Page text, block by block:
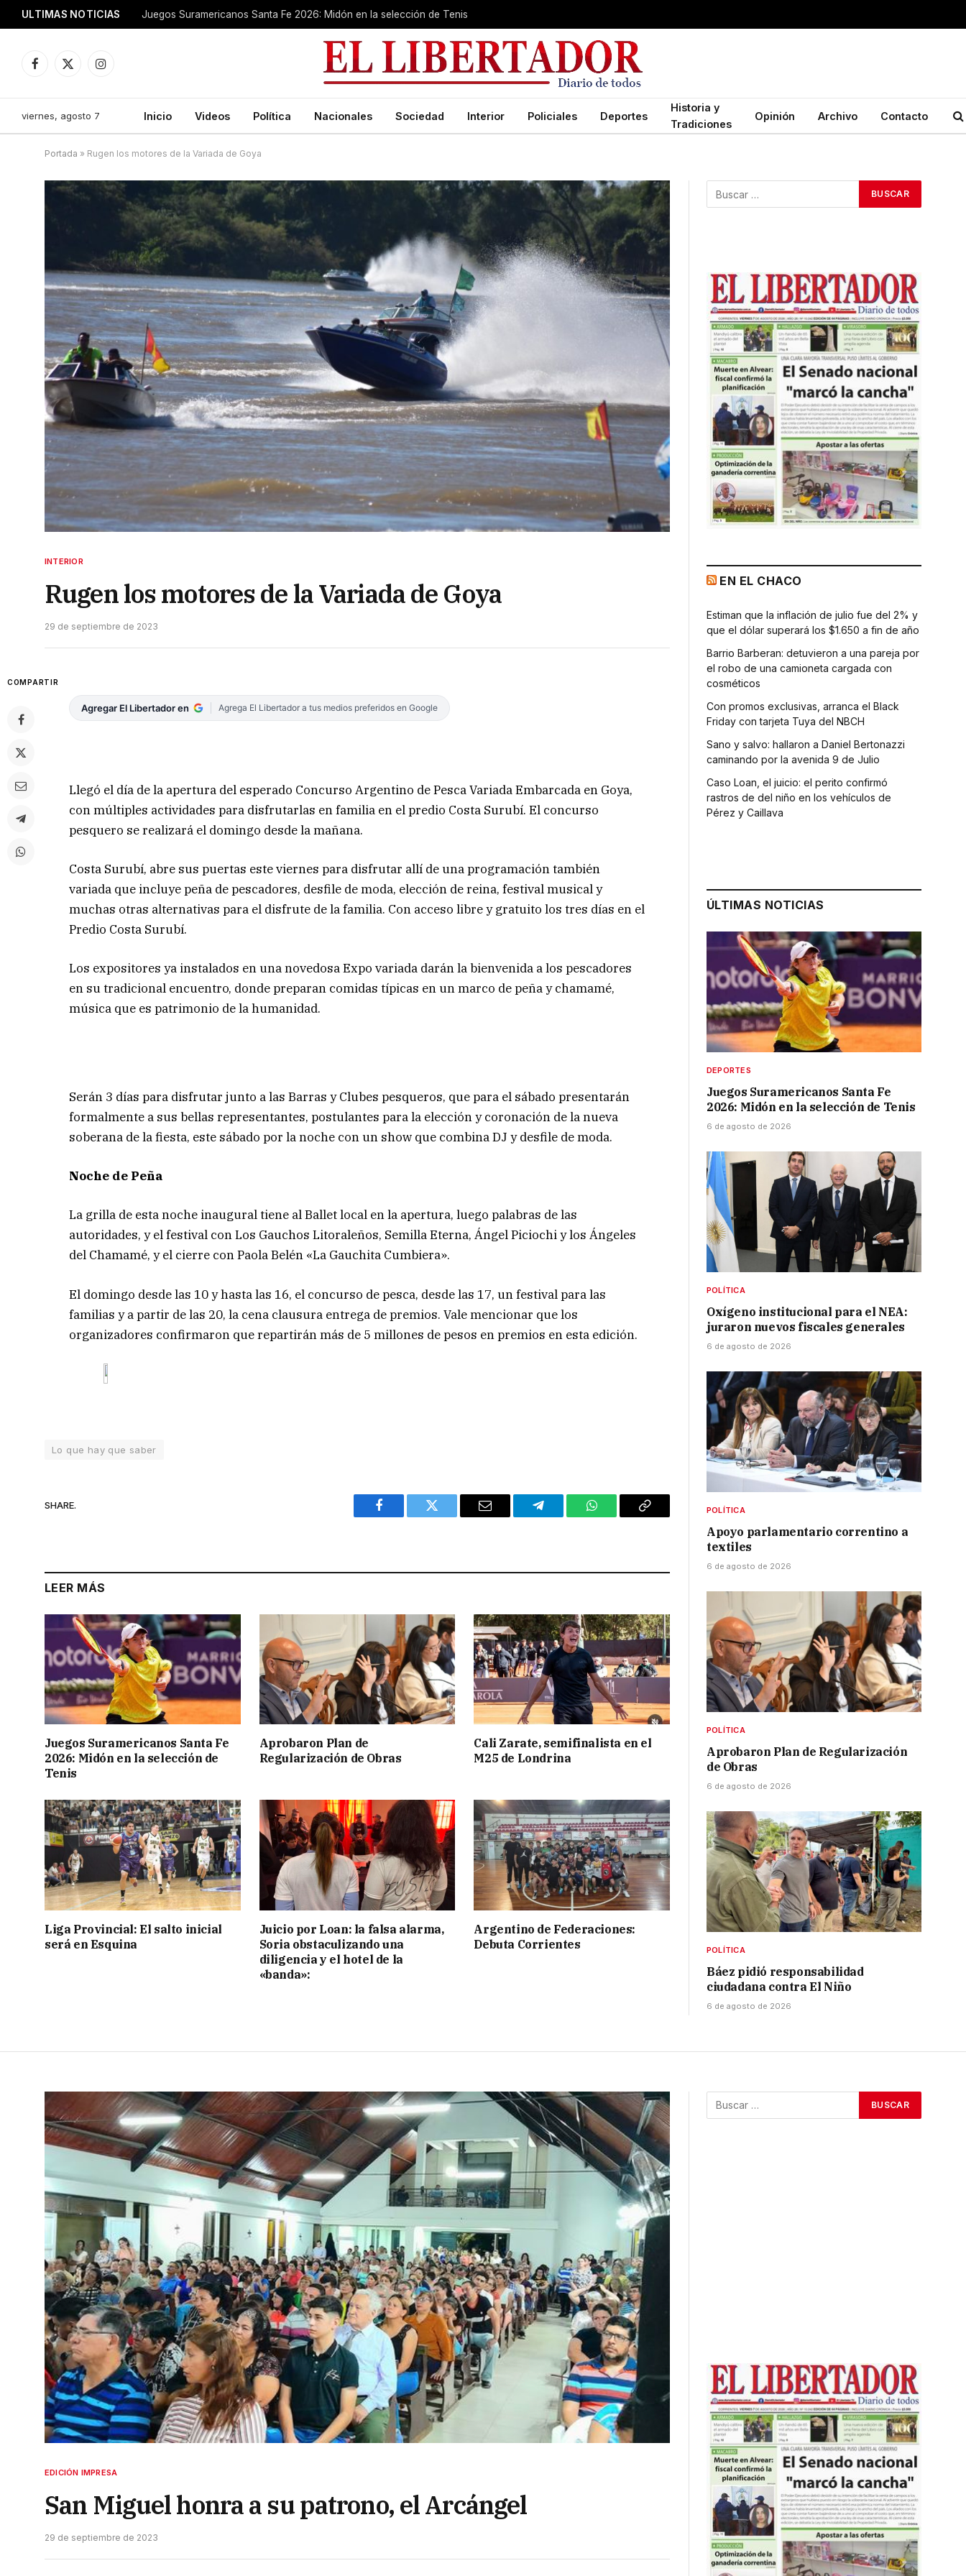
ULTIMAS NOTICIAS Juegos Suramericanos Santa Fe 2026: Midón en la selección de Tenis
Facebook
X
Instagram
viernes, agosto 7 Inicio Videos Política Nacionales Sociedad Interior Policiales Deportes
Historia y
Tradiciones
Opinión Archivo Contacto
Portada » Rugen los motores de la Variada de Goya
INTERIOR
Rugen los motores de la Variada de Goya
29 de septiembre de 2023
COMPARTIR
Agregar El Libertador en Agrega El Libertador a tus medios preferidos en Google
Llegó el día de la apertura del esperado Concurso Argentino de Pesca Variada Embarcada en Goya,
con múltiples actividades para disfrutarlas en familia en el predio Costa Surubí. El concurso
pesquero se realizará el domingo desde la mañana.
Costa Surubí, abre sus puertas este viernes para disfrutar allí de una programación también
variada que incluye peña de pescadores, desfile de moda, elección de reina, festival musical y
muchas otras alternativas para el disfrute de la familia. Con acceso libre y gratuito los tres días en el
Predio Costa Surubí.
Los expositores ya instalados en una novedosa Expo variada darán la bienvenida a los pescadores
en su tradicional encuentro, donde preparan comidas típicas en un marco de peña y chamamé,
música que es patrimonio de la humanidad.
Serán 3 días para disfrutar junto a las Barras y Clubes pesqueros, que para el sábado presentarán
formalmente a sus bellas representantes, postulantes para la elección y coronación de la nueva
soberana de la fiesta, este sábado por la noche con un show que combina DJ y desfile de moda.
Noche de Peña
La grilla de esta noche inaugural tiene al Ballet local en la apertura, luego palabras de las
autoridades, y el festival con Los Gauchos Litoraleños, Semilla Eterna, Ángel Piciochi y los Ángeles
del Chamamé, y el cierre con Paola Belén «La Gauchita Cumbiera».
El domingo desde las 10 y hasta las 16, el concurso de pesca, desde las 17, un festival para las
familias y a partir de las 20, la cena clausura entrega de premios. Vale mencionar que los
organizadores confirmaron que repartirán más de 5 millones de pesos en premios en esta edición.
Lo que hay que saber
SHARE.
Facebook Twitter Email Telegram WhatsAppCopy
LEER MÁS
Juegos Suramericanos Santa Fe
2026: Midón en la selección de
Tenis
Aprobaron Plan de
Regularización de Obras
Cali Zarate, semifinalista en el
M25 de Londrina
Liga Provincial: El salto inicial
será en Esquina
Juicio por Loan: la falsa alarma,
Soria obstaculizando una
diligencia y el hotel de la
«banda»:
Argentino de Federaciones:
Debuta Corrientes
EN EL CHACO
Estiman que la inflación de julio fue del 2% y
que el dólar superará los $1.650 a fin de año
Barrio Barberan: detuvieron a una pareja por
el robo de una camioneta cargada con
cosméticos
Con promos exclusivas, arranca el Black
Friday con tarjeta Tuya del NBCH
Sano y salvo: hallaron a Daniel Bertonazzi
caminando por la avenida 9 de Julio
Caso Loan, el juicio: el perito confirmó
rastros de del niño en los vehículos de
Pérez y Caillava
ÚLTIMAS NOTICIAS
DEPORTES
Juegos Suramericanos Santa Fe
2026: Midón en la selección de Tenis
6 de agosto de 2026
POLÍTICA
Oxígeno institucional para el NEA:
juraron nuevos fiscales generales
6 de agosto de 2026
POLÍTICA
Apoyo parlamentario correntino a
textiles
6 de agosto de 2026
POLÍTICA
Aprobaron Plan de Regularización
de Obras
6 de agosto de 2026
POLÍTICA
Báez pidió responsabilidad
ciudadana contra El Niño
6 de agosto de 2026
EDICIÓN IMPRESA
San Miguel honra a su patrono, el Arcángel
29 de septiembre de 2023